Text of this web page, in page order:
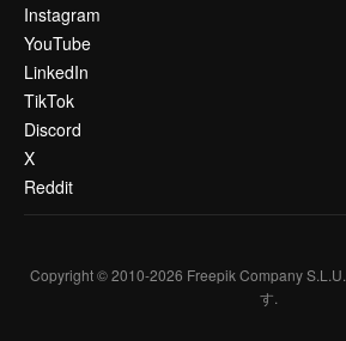
Instagram
YouTube
LinkedIn
TikTok
Discord
X
Reddit
Copyright © 2010-2026 Freepik Company S.L.U.
す.